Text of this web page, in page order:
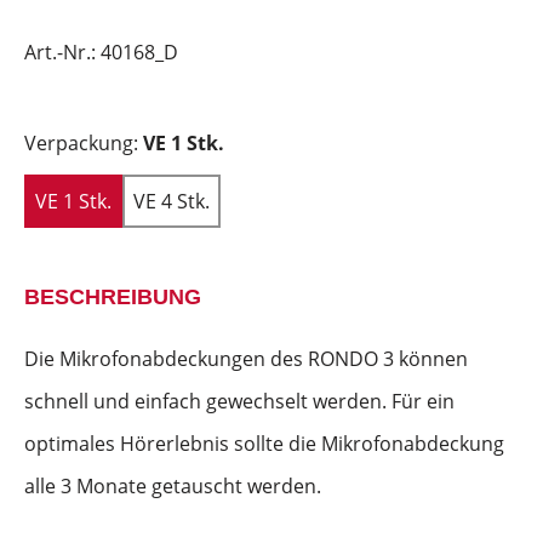
Art.-Nr.: 40168_D
Verpackung: VE 1 Stk.
VE 1 Stk. VE 4 Stk.
BESCHREIBUNG
Die Mikrofonabdeckungen des RONDO 3 können
schnell und einfach gewechselt werden. Für ein
optimales Hörerlebnis sollte die Mikrofonabdeckung
alle 3 Monate getauscht werden.